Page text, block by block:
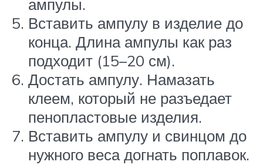
ампулы.
Вставить ампулу в изделие до
конца. Длина ампулы как раз
подходит (15–20 см).
Достать ампулу. Намазать
клеем, который не разъедает
пенопластовые изделия.
Вставить ампулу и свинцом до
нужного веса догнать поплавок.